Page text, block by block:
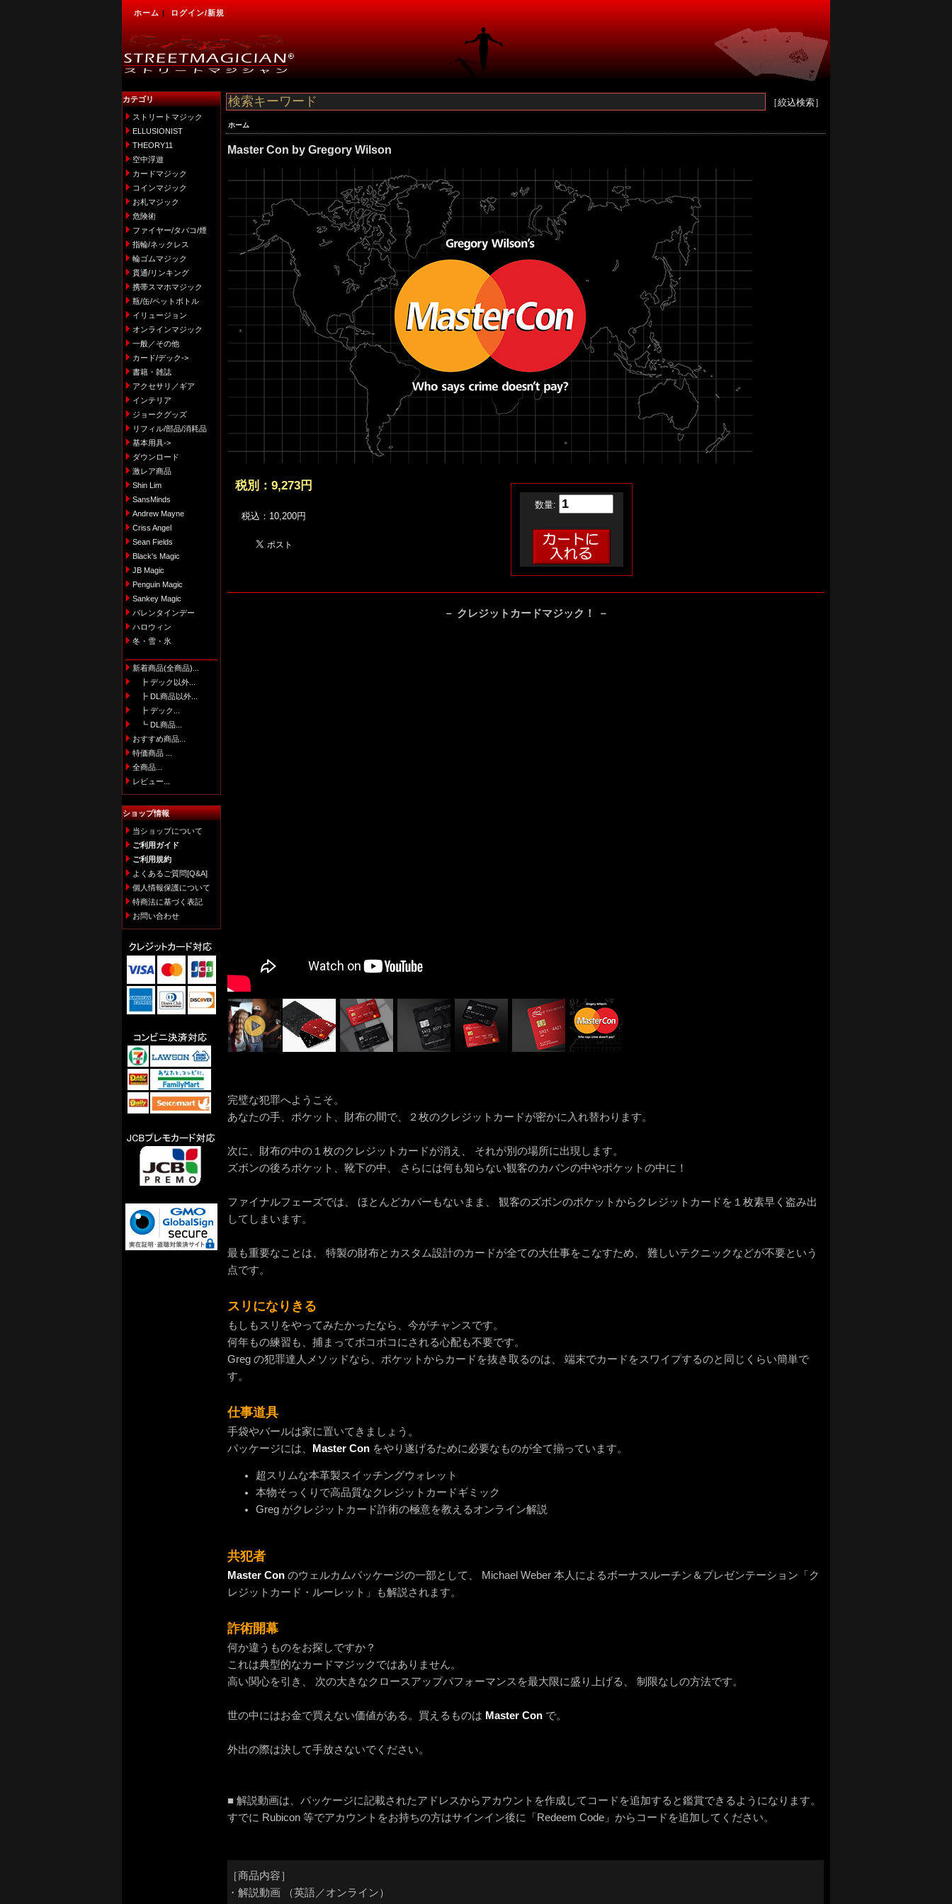
ホーム | ログイン/新規
カテゴリ
ストリートマジック
ELLUSIONIST
THEORY11
空中浮遊
カードマジック
コインマジック
お札マジック
危険術
ファイヤー/タバコ/煙
指輪/ネックレス
輪ゴムマジック
貫通/リンキング
携帯スマホマジック
瓶/缶/ペットボトル
イリュージョン
オンラインマジック
一般／その他
カード/デック->
書籍・雑誌
アクセサリ／ギア
インテリア
ジョークグッズ
リフィル/部品/消耗品
基本用具->
ダウンロード
激レア商品
Shin Lim
SansMinds
Andrew Mayne
Criss Angel
Sean Fields
Black's Magic
JB Magic
Penguin Magic
Sankey Magic
バレンタインデー
ハロウィン
冬・雪・氷
新着商品(全商品)...
┣ デック以外...
┣ DL商品以外...
┣ デック...
┗ DL商品...
おすすめ商品...
特価商品 ...
全商品...
レビュー...
ショップ情報
当ショップについて
ご利用ガイド
ご利用規約
よくあるご質問[Q&A]
個人情報保護について
特商法に基づく表記
お問い合わせ
［絞込検索］
ホーム
Master Con by Gregory Wilson
税別： 9,273円
税込：10,200円
数量:
－ クレジットカードマジック！ －
完璧な犯罪へようこそ。
あなたの手、ポケット、財布の間で、２枚のクレジットカードが密かに入れ替わります。
次に、財布の中の１枚のクレジットカードが消え、 それが別の場所に出現します。
ズボンの後ろポケット、靴下の中、 さらには何も知らない観客のカバンの中やポケットの中に！
ファイナルフェーズでは、 ほとんどカバーもないまま、 観客のズボンのポケットからクレジットカードを１枚素早く盗み出
してしまいます。
最も重要なことは、 特製の財布とカスタム設計のカードが全ての大仕事をこなすため、 難しいテクニックなどが不要という
点です。
スリになりきる
もしもスリをやってみたかったなら、今がチャンスです。
何年もの練習も、捕まってボコボコにされる心配も不要です。
Greg の犯罪達人メソッドなら、ポケットからカードを抜き取るのは、 端末でカードをスワイプするのと同じくらい簡単で
す。
仕事道具
手袋やバールは家に置いてきましょう。
パッケージには、
Master Con をやり遂げるために必要なものが全て揃っています。
超スリムな本革製スイッチングウォレット
本物そっくりで高品質なクレジットカードギミック
Greg がクレジットカード詐術の極意を教えるオンライン解説
共犯者
Master Con のウェルカムパッケージの一部として、 Michael Weber 本人によるボーナスルーチン＆プレゼンテーション「ク
レジットカード・ルーレット」も解説されます。
詐術開幕
何か違うものをお探しですか？
これは典型的なカードマジックではありません。
高い関心を引き、 次の大きなクロースアップパフォーマンスを最大限に盛り上げる、 制限なしの方法です。
世の中にはお金で買えない価値がある。買えるものは Master Con で。
外出の際は決して手放さないでください。
■ 解説動画は、パッケージに記載されたアドレスからアカウントを作成してコードを追加すると鑑賞できるようになります。
すでに Rubicon 等でアカウントをお持ちの方はサインイン後に「Redeem Code」からコードを追加してください。
［商品内容］
・解説動画 （英語／オンライン）